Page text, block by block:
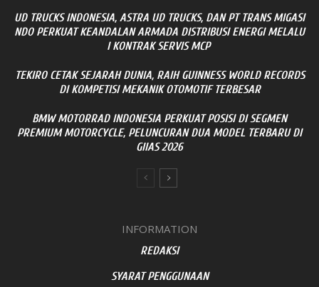
UD TRUCKS INDONESIA, ASTRA UD TRUCKS, DAN PT TRANS MIGASI
NDO PERKUAT KEANDALAN ARMADA DISTRIBUSI ENERGI MELALU
I KONTRAK SERVIS MCP
TEKIRO CETAK SEJARAH DUNIA, RAIH GUINNESS WORLD RECORDS
DI KOMPETISI MEKANIK OTOMOTIF TERBESAR
BMW MOTORRAD INDONESIA PERKUAT POSISI DI SEGMEN
PREMIUM MOTORCYCLE, PELUNCURAN DUA MODEL TERBARU DI
GIIAS 2026
INFORMATION
REDAKSI
SYARAT PENGGUNAAN